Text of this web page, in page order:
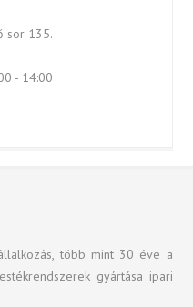
sor 135.
- 14:00
több mint 30 éve a
gyártása ipari